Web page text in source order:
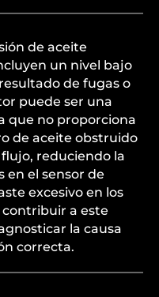
de aceite
un nivel bajo
de fugas o
puede ser una
que no proporciona
de aceite obstruido
reduciendo la
en el sensor de
excesivo en los
a este
la causa
correcta.